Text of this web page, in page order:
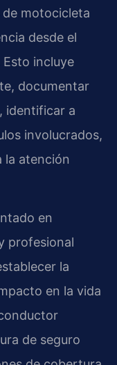
motocicleta
desde el
incluye
documentar
identificar a
involucrados,
la atención
en
profesional
la
en la vida
de seguro